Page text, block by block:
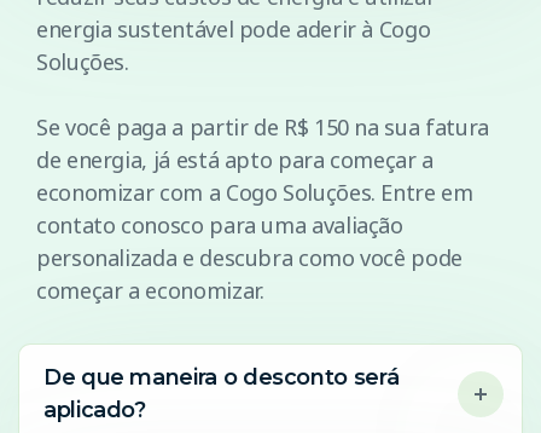
energia sustentável pode aderir à Cogo
Soluções.
Se você paga a partir de R$ 150 na sua fatura
de energia, já está apto para começar a
economizar com a Cogo Soluções. Entre em
contato conosco para uma avaliação
personalizada e descubra como você pode
começar a economizar.
De que maneira o desconto será
aplicado?